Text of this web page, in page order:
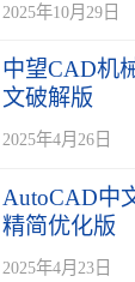
2025年10月29日
中望CAD机
文破解版
2025年4月26日
AutoCAD中
精简优化版
2025年4月23日